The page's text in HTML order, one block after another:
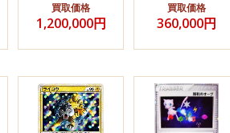
買取価格
1,200,000円
買取価格
360,000円